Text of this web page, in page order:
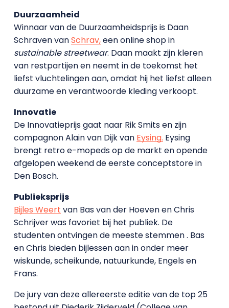
Duurzaamheid
Winnaar van de Duurzaamheidsprijs is Daan
Schraven vanSchrav,een online shop in
sustainable streetwear. Daan maakt zijn kleren
van restpartijen en neemt in de toekomst het
liefst vluchtelingen aan, omdat hij het liefst alleen
duurzame en verantwoorde kleding verkoopt.
Innovatie
De Innovatieprijs gaat naar Rik Smits en zijn
compagnon Alain van Dijk van Eysing. Eysing
brengt retro e-mopeds op de markt en opende
afgelopen weekend de eerste conceptstore in
Den Bosch.
Publieksprijs
Bijles Weert van Bas van der Hoeven en Chris
Schrijver was favoriet bij het publiek. De
studenten ontvingen de meeste stemmen . Bas
en Chris bieden bijlessen aan in onder meer
wiskunde, scheikunde, natuurkunde, Engels en
Frans.
De jury van deze allereerste editie van de top 25